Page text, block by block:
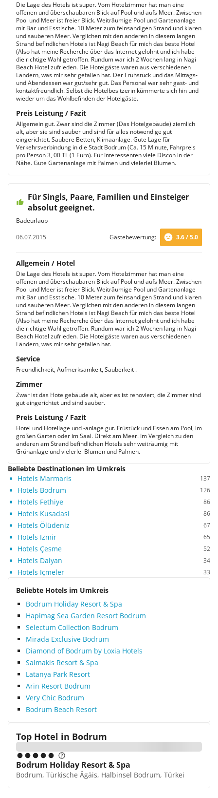
Die Lage des Hotels ist super. Vom Hotelzimmer hat man eine
offenen und überschaubaren Blick auf Pool und aufs Meer. Zwischen
Pool und Meer ist freier Blick. Weiträumige Pool und Gartenanlage
mit Bar und Esstische. 10 Meter zum feinsandigen Strand und klaren
und sauberen Meer. Verglichen mit den anderen in diesem langen
Strand befindlichen Hotels ist Nagi Beach für mich das beste Hotel
(Also hat meine Recherche über das Internet gelohnt und ich habe
die richtige Wahl getroffen. Rundum war ich 2 Wochen lang in Nagi
Beach Hotel zufrieden. Die Hotelgäste waren aus verschiedenen
Ländern, was mir sehr gefallen hat. Der Frühstück und das Mittags-
und Abendessen war gut/sehr gut. Das Personal war sehr gast- und
kontaktfreundlich. Selbst die Hotelbesitzerin kümmerte sich hin und
wieder um das Wohlbefinden der Hotelgäste.
Preis Leistung / Fazit
Allgemein gut. Zwar sind die Zimmer (Das Hotelgebäude) ziemlich
alt, aber sie sind sauber und sind für alles notwendige gut
eingerichtet. Saubere Betten, Klimaanlage. Gute Lage für
Verkehrsverbindung in die Stadt Bodrum (Ca. 15 Minute, Fahrpreis
pro Person 3, 00 TL (1 Euro). Für Interessenten viele Discon in der
Nähe. Gute Gartenanlage mit Palmen und vielerlei Blumen.
Für Singls, Paare, Familien und Einsteiger
absolut geeignet.
Badeurlaub
06.07.2015
Gästebewertung: 3.6 / 5.0
Allgemein / Hotel
Die Lage des Hotels ist super. Vom Hotelzimmer hat man eine
offenen und überschaubaren Blick auf Pool und aufs Meer. Zwischen
Pool und Meer ist freier Blick. Weiträumige Pool und Gartenanlage
mit Bar und Esstische. 10 Meter zum feinsandigen Strand und klaren
und sauberen Meer. Verglichen mit den anderen in diesem langen
Strand befindlichen Hotels ist Nagi Beach für mich das beste Hotel
(Also hat meine Recherche über das Internet gelohnt und ich habe
die richtige Wahl getroffen. Rundum war ich 2 Wochen lang in Nagi
Beach Hotel zufrieden. Die Hotelgäste waren aus verschiedenen
Ländern, was mir sehr gefallen hat.
Service
Freundlichkeit, Aufmerksamkeit, Sauberkeit .
Zimmer
Zwar ist das Hotelgebäude alt, aber es ist renoviert, die Zimmer sind
gut eingerichtet und sind sauber.
Preis Leistung / Fazit
Hotel und Hotellage und -anlage gut. Früstück und Essen am Pool, im
großen Garten oder im Saal. Direkt am Meer. Im Vergleich zu den
anderen am Strand befindlichen Hotels sehr weiträumig mit
Grünanlage und vielerlei Blumen und Palmen.
Beliebte Destinationen im Umkreis
Hotels Marmaris
137
Hotels Bodrum 126
Hotels Fethiye 86
Hotels Kusadasi 86
Hotels Ölüdeniz 67
Hotels Izmir 65
Hotels Çesme 52
Hotels Dalyan 34
Hotels Içmeler 33
Beliebte Hotels im Umkreis
Bodrum Holiday Resort & Spa
Hapimag Sea Garden Resort Bodrum
Selectum Collection Bodrum
Mirada Exclusive Bodrum
Diamond of Bodrum by Loxia Hotels
Salmakis Resort & Spa
Latanya Park Resort
Arin Resort Bodrum
Very Chic Bodrum
Bodrum Beach Resort
Top Hotel in Bodrum
Bodrum Holiday Resort & Spa
Bodrum, Türkische Ägäis, Halbinsel Bodrum, Türkei